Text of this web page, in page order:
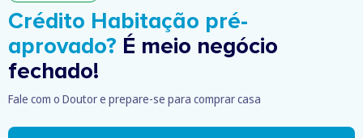
Crédito Habitação pré-
aprovado? É meio negócio
fechado!
Fale com o Doutor e prepare-se para comprar casa